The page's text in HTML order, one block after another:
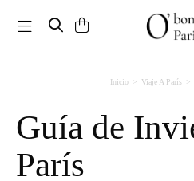
Toggle navigation
Inicio Viaje A París
Guía de Invierno en
París